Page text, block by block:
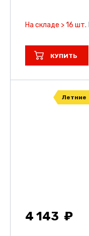
На складе > 16 шт.
КУПИТЬ
Летние
4 143